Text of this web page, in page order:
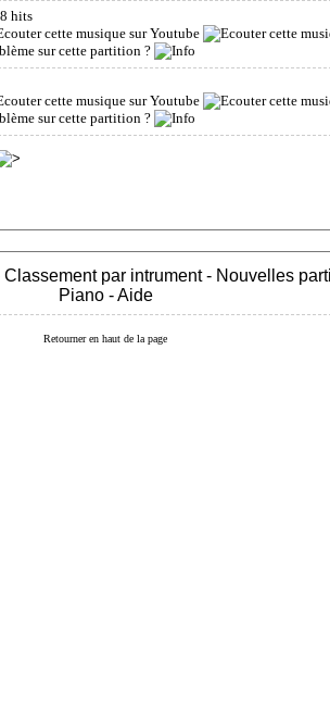
hits
Classement par intrument- Nouvelles
Piano-Aide
Retourner en haut de la page